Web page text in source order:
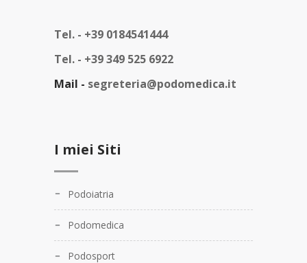
Tel. - +39 0184541444
Tel. - +39 349 525 6922
Mail - segreteria@podomedica.it
I miei Siti
Podoiatria
Podomedica
Podosport